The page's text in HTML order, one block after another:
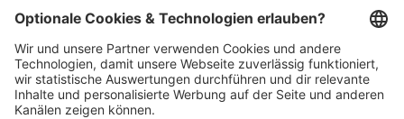
Schnellzugriff
ZAHLUNGSMETHODEN